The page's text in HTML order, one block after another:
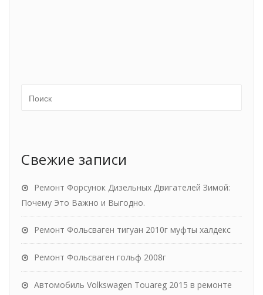
Свежие записи
Ремонт Форсунок Дизельных Двигателей Зимой:
Почему Это Важно и Выгодно.
Ремонт Фольсваген тигуан 2010г муфты халдекс
Ремонт Фольсваген гольф 2008г
Автомобиль Volkswagen Touareg 2015 в ремонте